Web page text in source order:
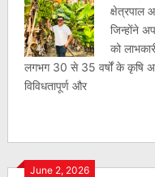
क्षेत्रपाल
जिन्होंने
को
लगभग 30 से 35 वर्षों के कृषि
विविधतापूर्ण और
June 2, 2026